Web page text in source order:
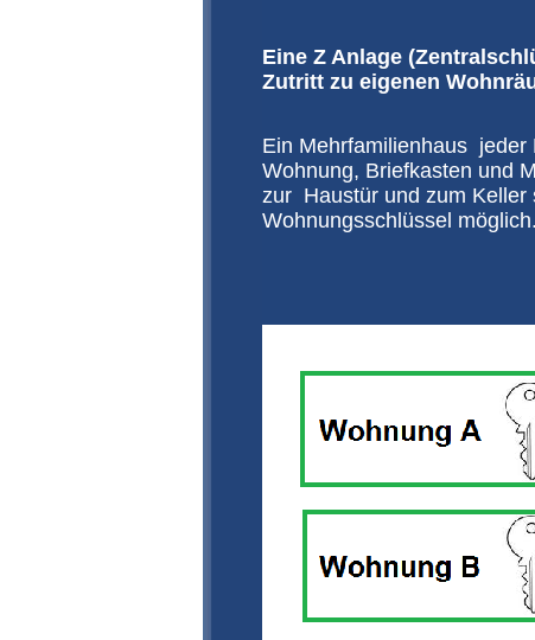
Eine Z Anlage
Zutritt zu eigenen
Ein Mehrfamilienhaus jeder
Wohnung, Briefkasten und
zur Haustür und zum Keller
Wohnungsschlüssel möglich.